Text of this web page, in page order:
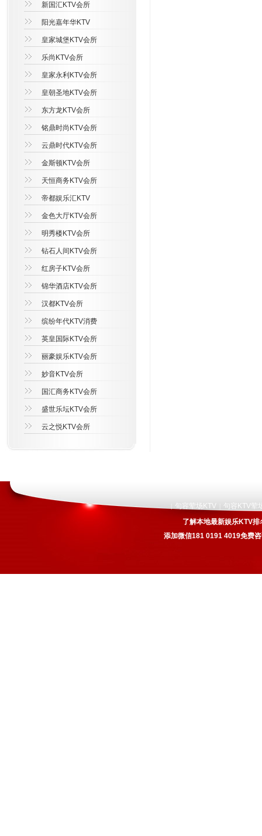
新国汇KTV会所
阳光嘉年华KTV
皇家城堡KTV会所
乐尚KTV会所
皇家永利KTV会所
皇朝圣地KTV会所
东方龙KTV会所
铭鼎时尚KTV会所
云鼎时代KTV会所
金斯顿KTV会所
天恒商务KTV会所
帝都娱乐汇KTV
金色大厅KTV会所
明秀楼KTV会所
钻石人间KTV会所
红房子KTV会所
锦华酒店KTV会所
汉都KTV会所
缤纷年代KTV消费
英皇国际KTV会所
丽豪娱乐KTV会所
妙音KTV会所
国汇商务KTV会所
盛世乐坛KTV会所
云之悦KTV会所
句容荤场KTV
句容KTV荤
了解本地最新娱乐KTV
添加微信181 0191 4019免费